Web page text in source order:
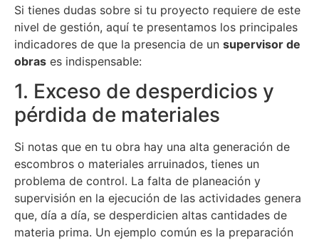
Si tienes dudas sobre si tu proyecto requiere de este
nivel de gestión, aquí te presentamos los principales
indicadores de que la presencia de un supervisor de
obras es indispensable:
1. Exceso de desperdicios y
pérdida de materiales
Si notas que en tu obra hay una alta generación de
escombros o materiales arruinados, tienes un
problema de control. La falta de planeación y
supervisión en la ejecución de las actividades genera
que, día a día, se desperdicien altas cantidades de
materia prima. Un ejemplo común es la preparación